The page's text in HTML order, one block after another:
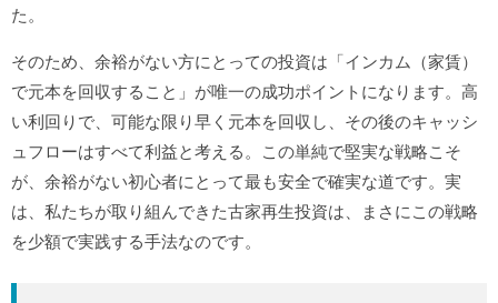
た。
そのため、余裕がない方にとっての投資は「インカム（家賃）
で元本を回収すること」が唯一の成功ポイントになります。高
い利回りで、可能な限り早く元本を回収し、その後のキャッシ
ュフローはすべて利益と考える。この単純で堅実な戦略こそ
が、余裕がない初心者にとって最も安全で確実な道です。実
は、私たちが取り組んできた古家再生投資は、まさにこの戦略
を少額で実践する手法なのです。